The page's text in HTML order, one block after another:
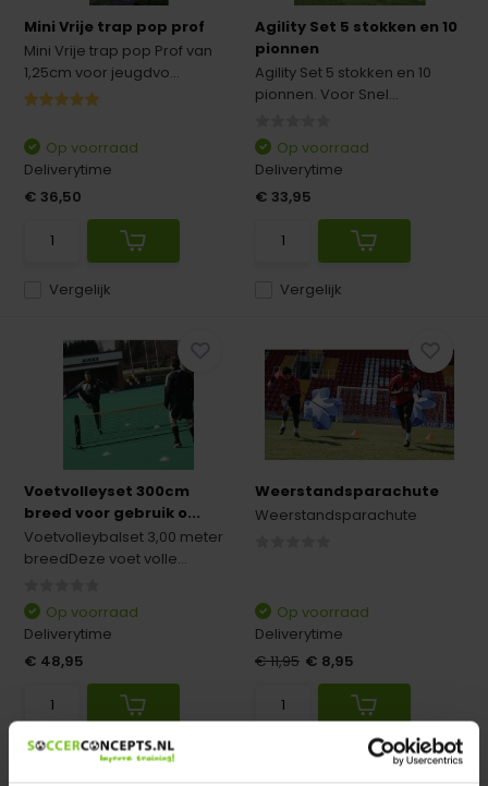
Mini Vrije trap pop prof
Mini Vrije trap pop Prof van
1,25cm voor jeugdvo...
Vergelijk
Op voorraad
Deliverytime
€ 36,50
Agility Set 5 stokken en 10
pionnen
Agility Set 5 stokken en 10
pionnen. Voor Snel...
Vergelijk
Op voorraad
Deliverytime
€ 33,95
Voetvolleyset 300cm
breed voor gebruik o...
Voetvolleybalset 3,00 meter
breedDeze voet volle...
Vergelijk
Op voorraad
Deliverytime
€ 48,95
Weerstandsparachute
Weerstandsparachute
Op voorraad
Deliverytime
€ 11,95 € 8,95